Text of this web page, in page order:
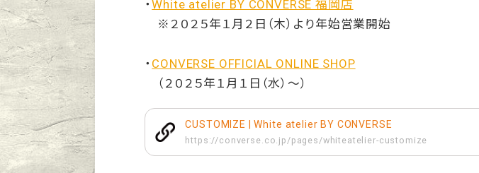
・White atelier BY CONVERSE 福岡店
※２０２５年１月２日（木）より年始営業開始
・ CONVERSE OFFICIAL ONLINE SHOP
（２０２５年１月１日（水）～）
CUSTOMIZE | White atelier BY CONVERSE
https://converse.co.jp/pages/whiteatelier-customize